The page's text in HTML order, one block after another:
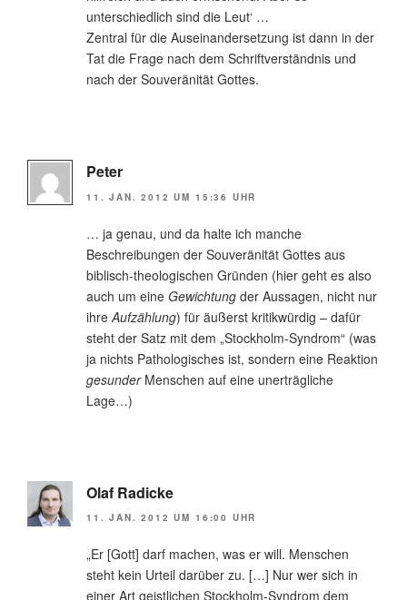
unterschiedlich sind die Leut‘ …
Zentral für die Auseinandersetzung ist dann in der
Tat die Frage nach dem Schriftverständnis und
nach der Souveränität Gottes.
Peter
11. JAN. 2012 UM 15:36 UHR
… ja genau, und da halte ich manche
Beschreibungen der Souveränität Gottes aus
biblisch-theologischen Gründen (hier geht es also
auch um eine Gewichtung der Aussagen, nicht nur
ihre Aufzählung) für äußerst kritikwürdig – dafür
steht der Satz mit dem „Stockholm-Syndrom“ (was
ja nichts Pathologisches ist, sondern eine Reaktion
gesunderMenschen auf eine unerträgliche
Lage…)
Olaf Radicke
11. JAN. 2012 UM 16:00 UHR
„Er [Gott] darf machen, was er will. Menschen
steht kein Urteil darüber zu. […] Nur wer sich in
einer Art geistlichen Stockholm-Syndrom dem